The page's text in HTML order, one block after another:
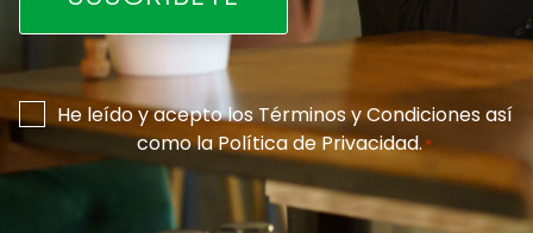
Consentimiento
*
He leído y acepto losTérminos y Condicionesasí
como laPolítica de Privacidad.*